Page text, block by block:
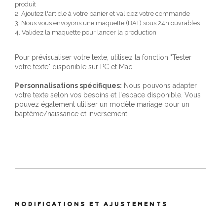
produit
2. Ajoutez l'article à votre panier et validez votre commande
3. Nous vous envoyons une maquette (BAT) sous 24h ouvrables
4. Validez la maquette pour lancer la production
Pour prévisualiser votre texte, utilisez la fonction "Tester
votre texte" disponible sur PC et Mac.
Personnalisations spécifiques: Nous pouvons adapter
votre texte selon vos besoins et l'espace disponible. Vous
pouvez également utiliser un modèle mariage pour un
baptême/naissance et inversement.
MODIFICATIONS ET AJUSTEMENTS